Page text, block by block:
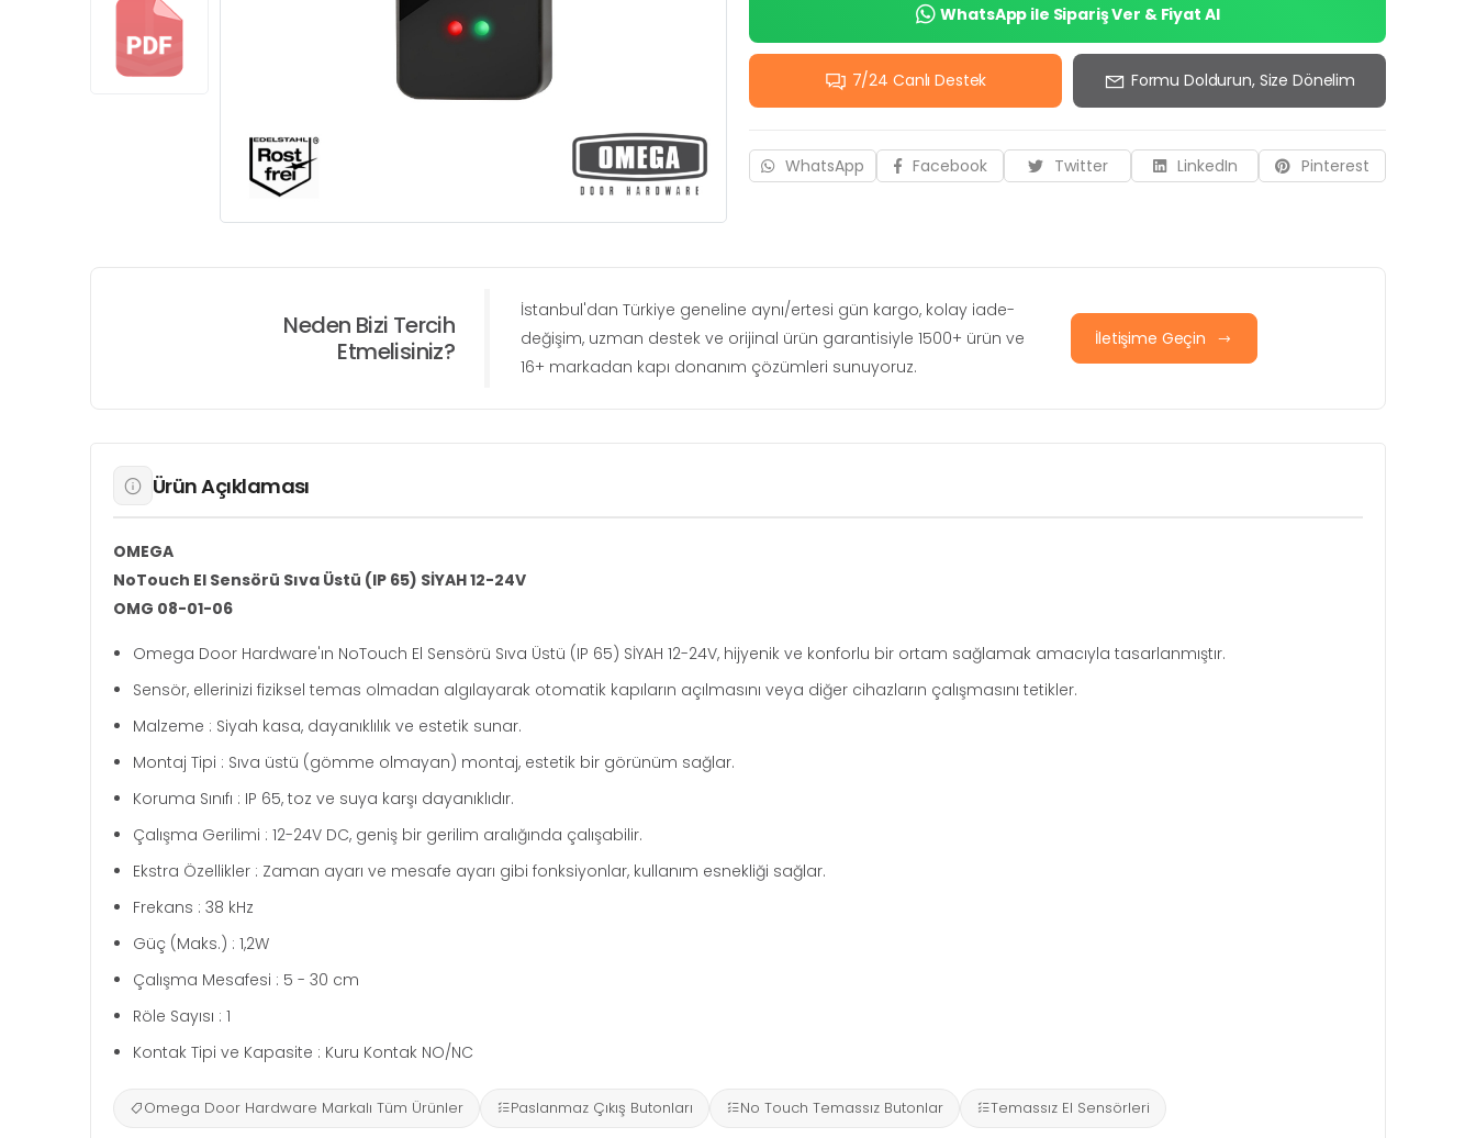
WhatsApp ile Sipariş Ver & Fiyat Al
7/24 Canlı Destek Formu Doldurun, Size Dönelim
WhatsApp Facebook Twitter LinkedIn Pinterest
Neden Bizi Tercih
Etmelisiniz?
İstanbul'dan Türkiye geneline aynı/ertesi gün kargo, kolay iade-
değişim, uzman destek ve orijinal ürün garantisiyle 1500+ ürün ve
16+ markadan kapı donanım çözümleri sunuyoruz.
İletişime Geçin
Ürün Açıklaması
OMEGA
NoTouch El Sensörü Sıva Üstü (IP 65) SİYAH 12-24V
OMG 08-01-06
Omega Door Hardware'ın NoTouch El Sensörü Sıva Üstü (IP 65) SİYAH 12-24V, hijyenik ve konforlu bir ortam sağlamak amacıyla tasarlanmıştır.
Sensör, ellerinizi fiziksel temas olmadan algılayarak otomatik kapıların açılmasını veya diğer cihazların çalışmasını tetikler.
Malzeme : Siyah kasa, dayanıklılık ve estetik sunar.
Montaj Tipi : Sıva üstü (gömme olmayan) montaj, estetik bir görünüm sağlar.
Koruma Sınıfı : IP 65, toz ve suya karşı dayanıklıdır.
Çalışma Gerilimi : 12-24V DC, geniş bir gerilim aralığında çalışabilir.
Ekstra Özellikler : Zaman ayarı ve mesafe ayarı gibi fonksiyonlar, kullanım esnekliği sağlar.
Frekans : 38 kHz
Güç (Maks.) : 1,2W
Çalışma Mesafesi : 5 - 30 cm
Röle Sayısı : 1
Kontak Tipi ve Kapasite : Kuru Kontak NO/NC
Omega Door Hardware Markalı Tüm Ürünler Paslanmaz Çıkış Butonları No Touch Temassız Butonlar Temassız El Sensörleri